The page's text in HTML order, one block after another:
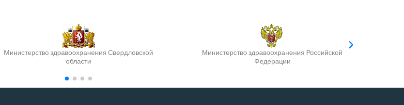
Министерство здравоохранения Свердловской
области
Министерство здравоохранения Российской
Федерации